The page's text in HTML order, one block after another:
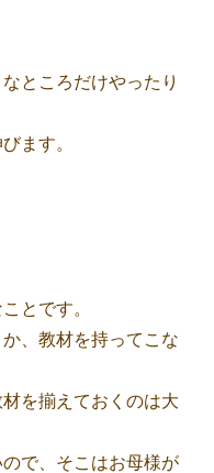
ところだけやったり
ます。
とです。
、教材を持ってこな
を揃えておくのは大
で、そこはお母様が